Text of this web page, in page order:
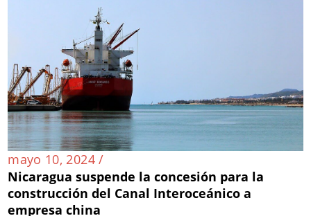
mayo 10, 2024 /
Nicaragua suspende la concesión para la
construcción del Canal Interoceánico a
empresa china